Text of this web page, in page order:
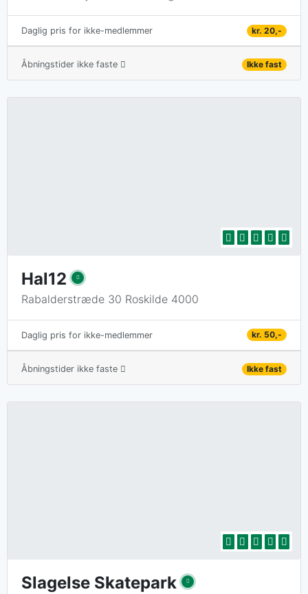
Daglig pris for ikke-medlemmer kr. 20,-
Åbningstider ikke faste Ikke fast
Hal12
Rabalderstræde 30 Roskilde 4000
Daglig pris for ikke-medlemmer kr. 50,-
Åbningstider ikke faste Ikke fast
Slagelse Skatepark